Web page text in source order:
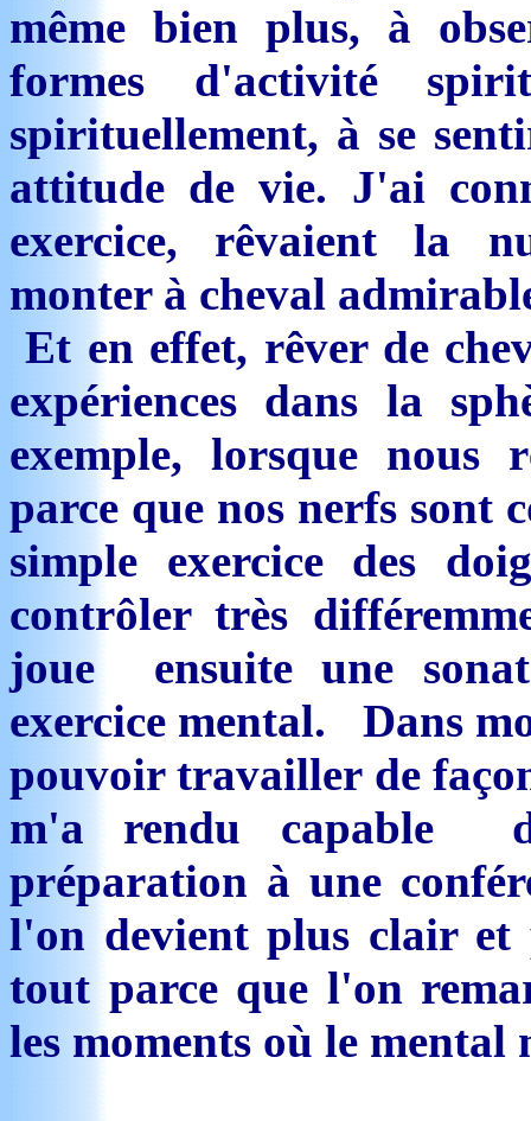
même bien plus, à
formes d'activité
spirituellement, à se
attitude de vie. J'ai
exercice, rêvaient la
monter à cheval
Et en effet, rêver de
expériences dans la
exemple, lorsque
parce que nos nerfs sont
simple exercice des
contrôler très
joue ensuite une
exercice mental. Dans
pouvoir travailler de
m'a rendu capable
préparation à une
l'on devient plus clair et
tout parce que l'on
les moments où le